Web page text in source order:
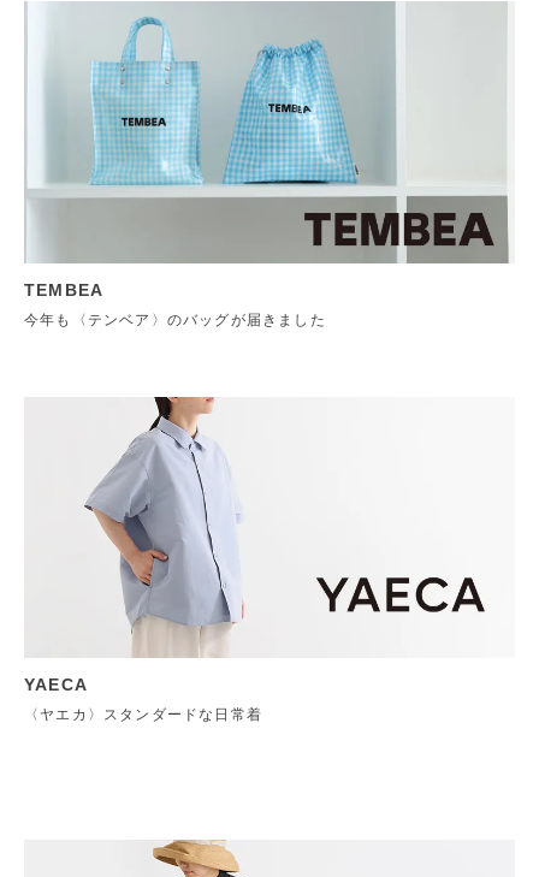
TEMBEA
今年も〈テンベア〉のバッグが届きました
YAECA
〈ヤエカ〉スタンダードな日常着